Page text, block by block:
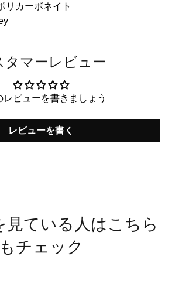
リカーボネイト
タマーレビュー
レビューを書きましょう
レビューを書く
見ている人はこちら
もチェック